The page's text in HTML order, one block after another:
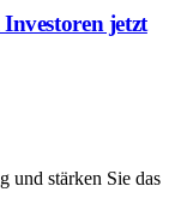
jetzt
und stärken Sie das